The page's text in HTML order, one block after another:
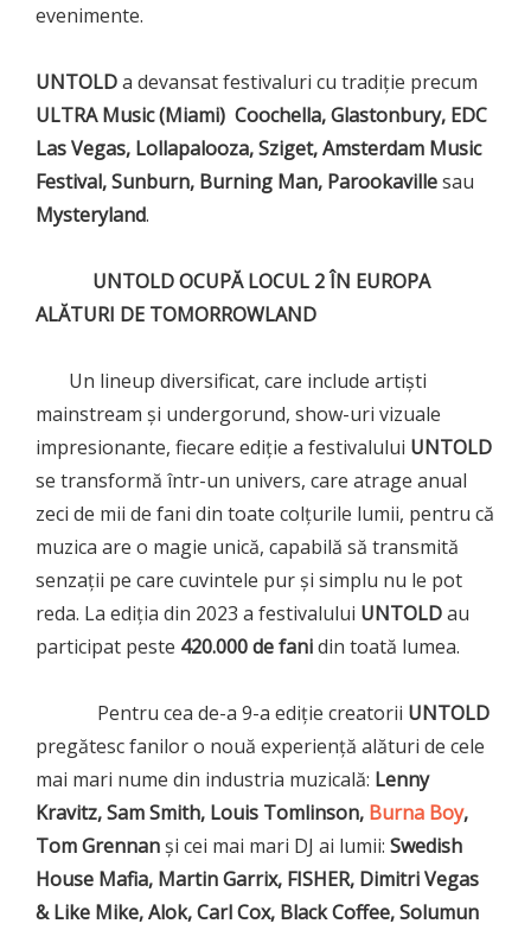
evenimente.
UNTOLDa devansat festivaluri cu tradiţie precum
ULTRA Music (Miami) Coochella, Glastonbury, EDC
Las Vegas, Lollapalooza, Sziget, Amsterdam Music
Festival, Sunburn, Burning Man, Parookavillesau
Mysteryland.
UNTOLD OCUPĂ LOCUL 2 ÎN EUROPA
ALĂTURI DE TOMORROWLAND
Un lineup diversificat, care include artiști
mainstream și undergorund, show-uri vizuale
impresionante, fiecare ediție a festivalului UNTOLD
se transformă într-un univers, care atrage anual
zeci de mii de fani din toate colțurile lumii, pentru că
muzica are o magie unică, capabilă să transmită
senzații pe care cuvintele pur și simplu nu le pot
reda. La ediția din 2023 a festivalului UNTOLDau
participat peste 420.000 de fanidin toată lumea.
Pentru cea de-a 9-a ediție creatorii UNTOLD
pregătesc fanilor o nouă experiență alături de cele
mai mari nume din industria muzicală: Lenny
Kravitz, Sam Smith, Louis Tomlinson, Burna Boy,
Tom Grennanși cei mai mari DJ ai lumii: Swedish
House Mafia, Martin Garrix, FISHER, Dimitri Vegas
& Like Mike, Alok, Carl Cox, Black Coffee, Solumun